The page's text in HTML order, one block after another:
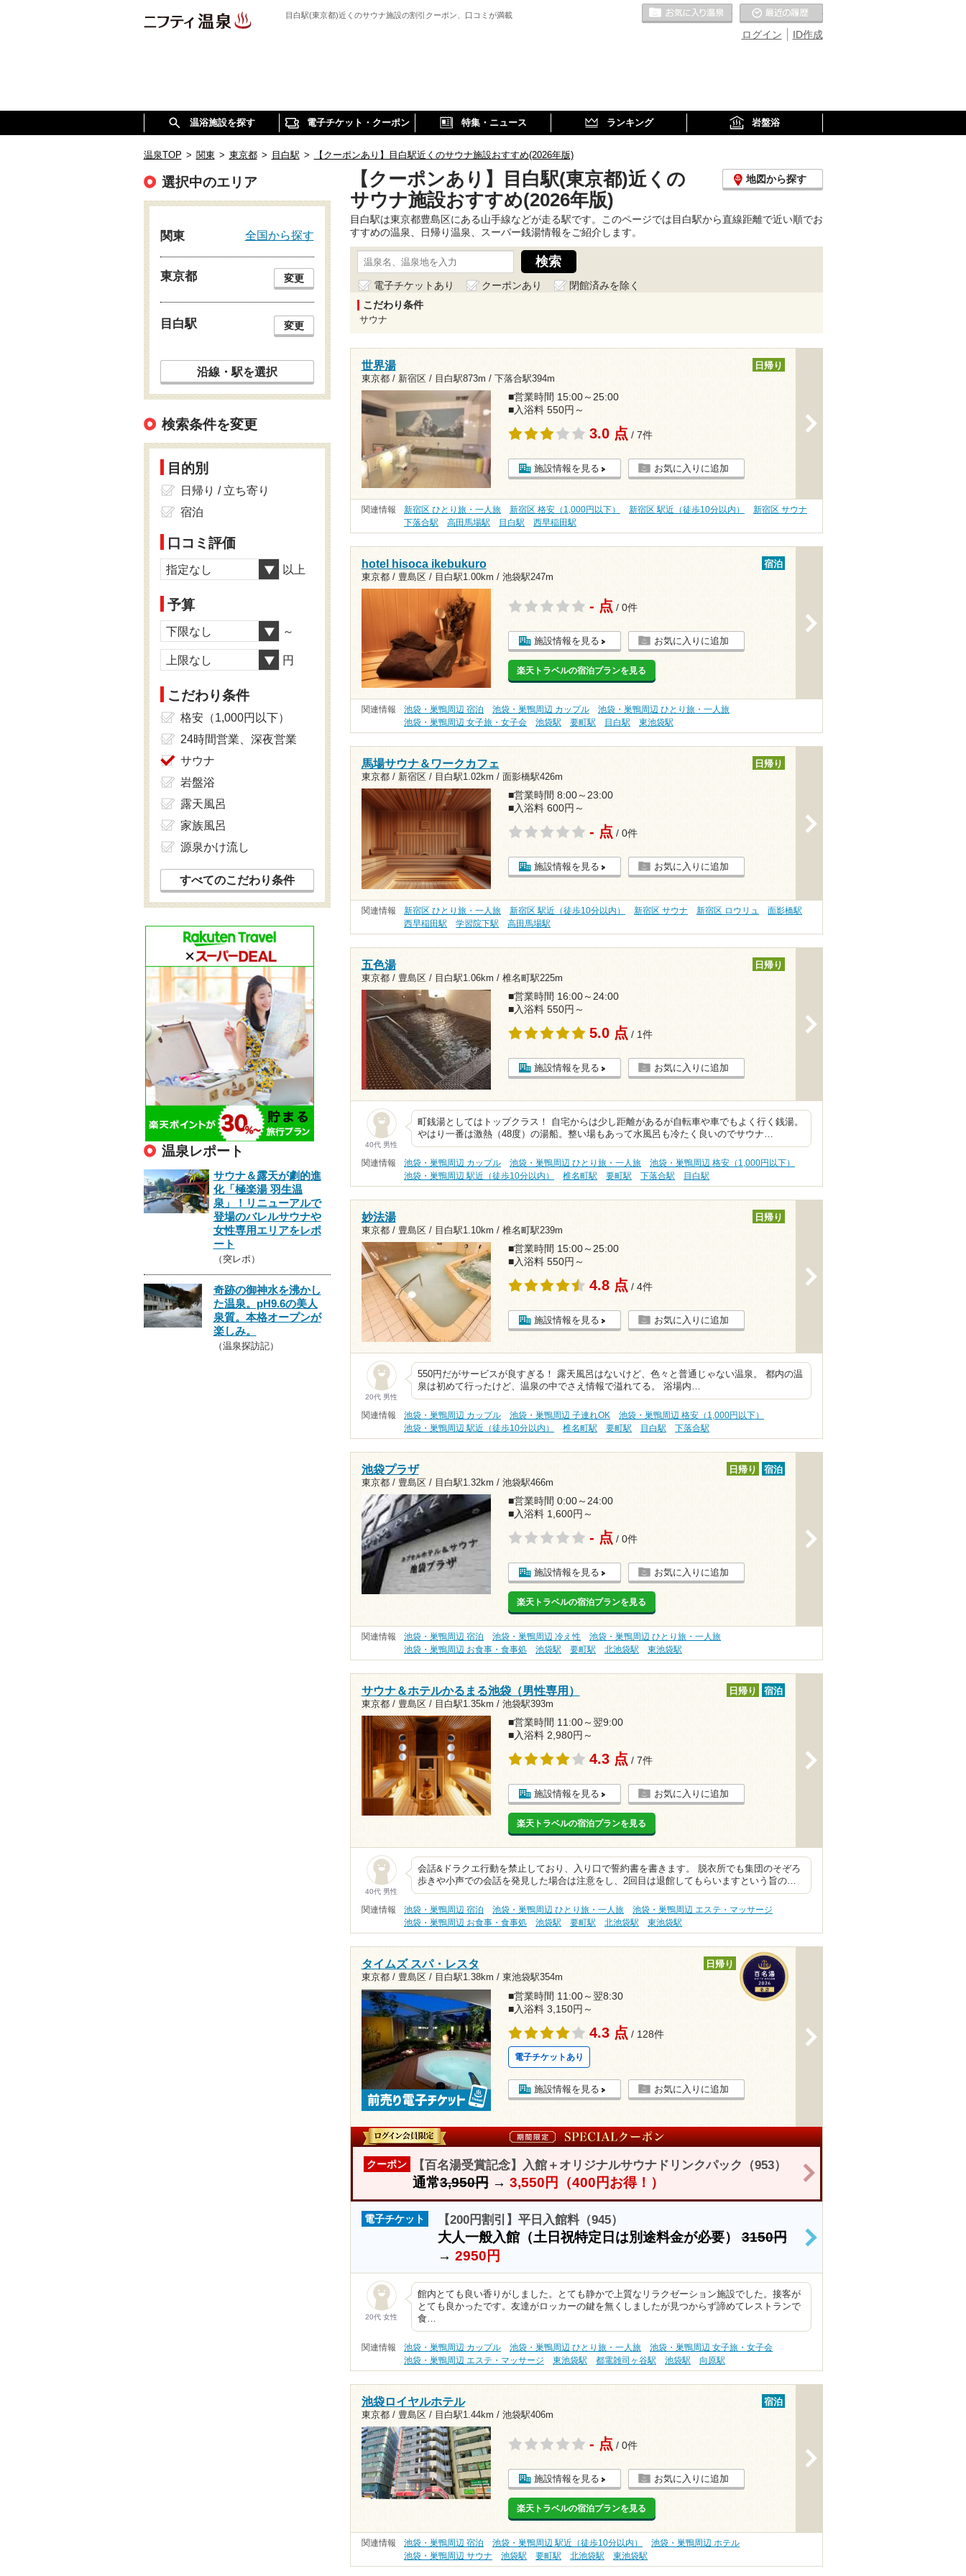
目白駅(東京都)近くのサウナ施設の割引クーポン、口コミが満載
ID作成
ログイン
お気に入りの温泉
温浴施設を探す 電子チケット・クーポン 特集・ニュース ランキング 岩盤浴
温泉TOP > 関東 > 東京都 > 目白駅 > 【クーポンあり】目白駅近くのサウナ施設おすすめ(2026年版)
【クーポンあり】目白駅(東京都)近くの
サウナ施設おすすめ(2026年版)
地図から探す
目白駅は東京都豊島区にある山手線などが走る駅です。このページでは目白駅から直線距離で近い順でお
すすめの温泉、日帰り温泉、スーパー銭湯情報をご紹介します。
電子チケットあり クーポンあり
閉館済みを除く
こだわり条件
サウナ
世界湯
東京都 / 新宿区 / 目白駅873m / 下落合駅394m
日帰り
■営業時間 15:00～25:00
■入浴料 550円～
3.0 点 / 7件
施設情報を見る お気に入りに追加
関連情報 新宿区 ひとり旅・一人旅 新宿区 格安（1,000円以下） 新宿区 駅近（徒歩10分以内）
新宿区 サウナ
下落合駅
高田馬場駅 目白駅 西早稲田駅
hotel hisoca ikebukuro
東京都 / 豊島区 / 目白駅1.00km / 池袋駅247m
宿泊
- 点 / 0件
施設情報を見る お気に入りに追加
楽天トラベルの宿泊プランを見る
関連情報 池袋・巣鴨周辺 宿泊 池袋・巣鴨周辺 カップル
池袋・巣鴨周辺 ひとり旅・一人旅
池袋・巣鴨周辺 女子旅・女子会
池袋駅 要町駅 目白駅 東池袋駅
馬場サウナ＆ワークカフェ
東京都 / 新宿区 / 目白駅1.02km / 面影橋駅426m
日帰り
■営業時間 8:00～23:00
■入浴料 600円～
- 点 / 0件
施設情報を見る お気に入りに追加
関連情報 新宿区 ひとり旅・一人旅 新宿区 駅近（徒歩10分以内） 新宿区 サウナ 新宿区 ロウリュ
面影橋駅
西早稲田駅
学習院下駅 高田馬場駅
五色湯
東京都 / 豊島区 / 目白駅1.06km / 椎名町駅225m
日帰り
■営業時間 16:00～24:00
■入浴料 550円～
5.0 点 / 1件
施設情報を見る お気に入りに追加
40代 男性
町銭湯としてはトップクラス！ 自宅からは少し距離があるが自転車や車でもよく行く銭湯。
やはり一番は激熱（48度）の湯船。整い場もあって水風呂も冷たく良いのでサウナ…
関連情報 池袋・巣鴨周辺 カップル 池袋・巣鴨周辺 ひとり旅・一人旅
池袋・巣鴨周辺 格安（1,000円以下）
池袋・巣鴨周辺 駅近（徒歩10分以内）
椎名町駅 要町駅 下落合駅 目白駅
妙法湯
東京都 / 豊島区 / 目白駅1.10km / 椎名町駅239m
日帰り
■営業時間 15:00～25:00
■入浴料 550円～
4.8 点 / 4件
施設情報を見る お気に入りに追加
20代 男性
550円だがサービスが良すぎる！ 露天風呂はないけど、色々と普通じゃない温泉。 都内の温
泉は初めて行ったけど、温泉の中でさえ情報で溢れてる。 浴場内…
関連情報 池袋・巣鴨周辺 カップル 池袋・巣鴨周辺 子連れOK
池袋・巣鴨周辺 格安（1,000円以下）
池袋・巣鴨周辺 駅近（徒歩10分以内）
椎名町駅 要町駅 目白駅 下落合駅
池袋プラザ
東京都 / 豊島区 / 目白駅1.32km / 池袋駅466m
日帰り 宿泊
■営業時間 0:00～24:00
■入浴料 1,600円～
- 点 / 0件
施設情報を見る お気に入りに追加
楽天トラベルの宿泊プランを見る
関連情報 池袋・巣鴨周辺 宿泊 池袋・巣鴨周辺 冷え性
池袋・巣鴨周辺 ひとり旅・一人旅
池袋・巣鴨周辺 お食事・食事処
池袋駅 要町駅 北池袋駅 東池袋駅
サウナ＆ホテルかるまる池袋（男性専用）
東京都 / 豊島区 / 目白駅1.35km / 池袋駅393m
日帰り 宿泊
■営業時間 11:00～翌9:00
■入浴料 2,980円～
4.3 点 / 7件
施設情報を見る お気に入りに追加
楽天トラベルの宿泊プランを見る
40代 男性
会話&ドラクエ行動を禁止しており、入り口で誓約書を書きます。 脱衣所でも集団のそぞろ
歩きや小声での会話を発見した場合は注意をし、2回目は退館してもらいますという旨の…
関連情報 池袋・巣鴨周辺 宿泊 池袋・巣鴨周辺 ひとり旅・一人旅
池袋・巣鴨周辺 エステ・マッサージ
池袋・巣鴨周辺 お食事・食事処
池袋駅 要町駅 北池袋駅 東池袋駅
タイムズ スパ・レスタ
東京都 / 豊島区 / 目白駅1.38km / 東池袋駅354m
日帰り
■営業時間 11:00～翌8:30
■入浴料 3,150円～
4.3 点 / 128件
電子チケットあり
施設情報を見る お気に入りに追加
クーポン 【百名湯受賞記念】入館＋オリジナルサウナドリンクパック（953）
通常3,950円→ 3,550円（400円お得！）
>
電子チケット 【200円割引】平日入館料（945）
大人一般入館（土日祝特定日は別途料金が必要）3150円
→ 2950円
>
20代 女性
館内とても良い香りがしました。とても静かで上質なリラクゼーション施設でした。接客が
とても良かったです。友達がロッカーの鍵を無くしましたが見つからず諦めてレストランで
食…
関連情報 池袋・巣鴨周辺 カップル 池袋・巣鴨周辺 ひとり旅・一人旅
池袋・巣鴨周辺 女子旅・女子会
池袋・巣鴨周辺 エステ・マッサージ
東池袋駅 都電雑司ヶ谷駅 池袋駅 向原駅
池袋ロイヤルホテル
東京都 / 豊島区 / 目白駅1.44km / 池袋駅406m
宿泊
- 点 / 0件
施設情報を見る お気に入りに追加
楽天トラベルの宿泊プランを見る
関連情報 池袋・巣鴨周辺 宿泊 池袋・巣鴨周辺 駅近（徒歩10分以内）
池袋・巣鴨周辺 ホテル
池袋・巣鴨周辺 サウナ
池袋駅 要町駅 北池袋駅 東池袋駅
選択中のエリア
関東 全国から探す
東京都 変更
目白駅 変更
沿線・駅を選択
検索条件を変更
目的別
日帰り / 立ち寄り
宿泊
口コミ評価
指定なし 以上
予算
下限なし ～
上限なし 円
こだわり条件
格安（1,000円以下）
24時間営業、深夜営業
サウナ
岩盤浴
露天風呂
家族風呂
源泉かけ流し
すべてのこだわり条件
温泉レポート
サウナ＆露天が劇的進
化「極楽湯 羽生温
泉」！リニューアルで
登場のバレルサウナや
女性専用エリアをレポ
ート
（突レポ）
奇跡の御神水を沸かし
た温泉。pH9.6の美人
泉質。本格オープンが
楽しみ。
（温泉探訪記）